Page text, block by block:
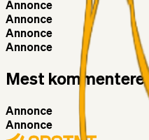
Annonce
Annonce
Annonce
Annonce
Mest
Annonce
Annonce